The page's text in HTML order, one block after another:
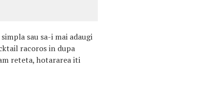
sau sa-i mai adaugi
racoros in dupa
reteta, hotararea iti